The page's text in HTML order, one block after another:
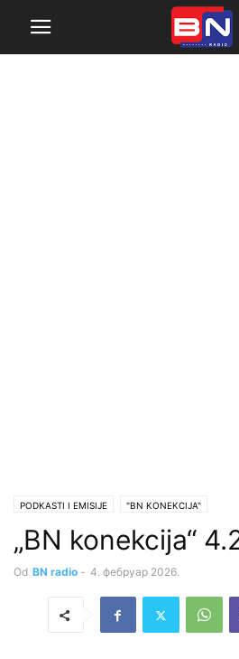
PODKASTI I EMISIJE "BN KONEKCIJA"
„BN konekcija“
Od BN radio - 4. фебруар 2026.